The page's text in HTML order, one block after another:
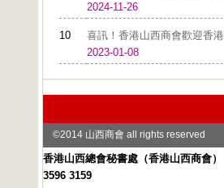
2024-11-26
10
喜訊！香港山西商會歡迎香
2023-01-08
香港山西總會秘書處 （香港山西商會
3596 3159
©2014 山西商會 all rights reserved